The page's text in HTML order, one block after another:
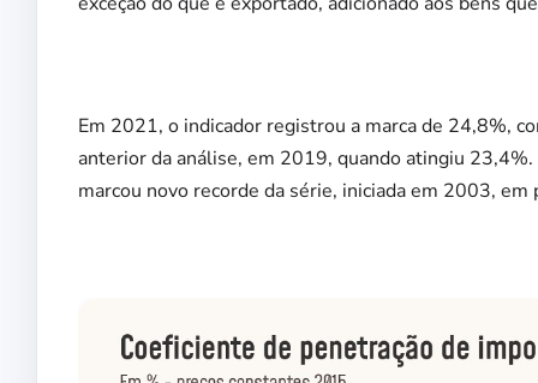
Em 2021, o indicador registrou a marca de 24,8%,
anterior da análise, em 2019, quando atingiu
marcou novo recorde da série, iniciada em 2003, em